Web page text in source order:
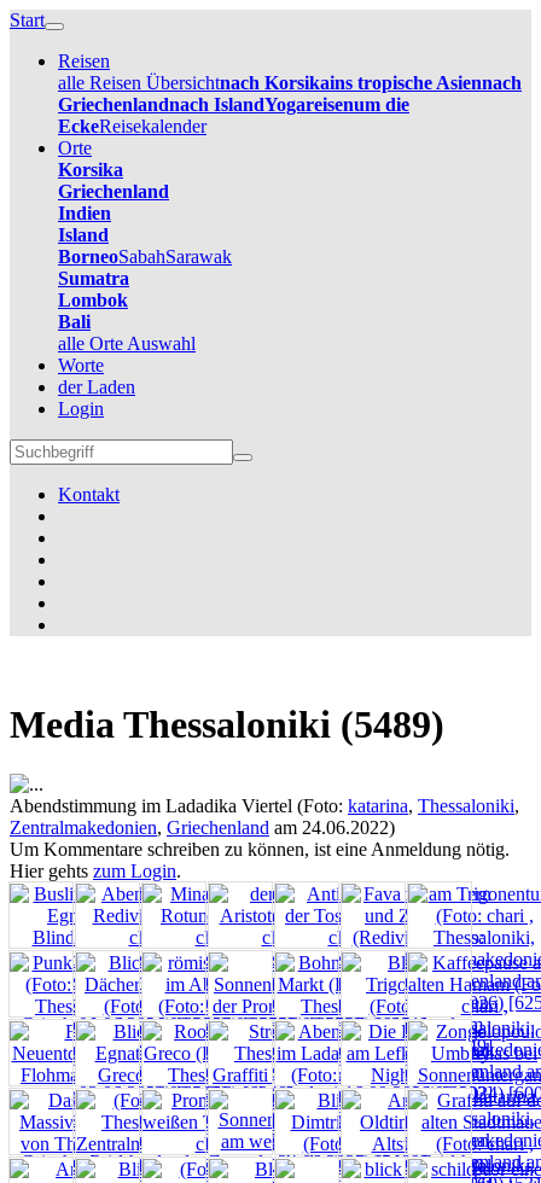
Start
Reisen
alle Reisen Übersichtnach Korsikains tropische Asiennach
Griechenlandnach IslandYogareisenum die
EckeReisekalender
Orte
Korsika
Griechenland
Indien
Island
BorneoSabahSarawak
Sumatra
Lombok
Bali
alle Orte Auswahl
Worte
der Laden
Login
Kontakt
Media Thessaloniki (5489)
Abendstimmung im Ladadika Viertel (Foto: katarina, Thessaloniki,
Zentralmakedonien, Griechenland am 24.06.2022)
Um Kommentare schreiben zu können, ist eine Anmeldung nötig.
Hier gehts zum Login.